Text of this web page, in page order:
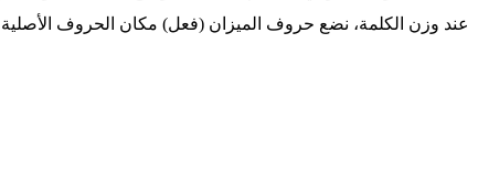
عند وزن الكلمة، نضع حروف الميزان (فعل) مكان الحروف